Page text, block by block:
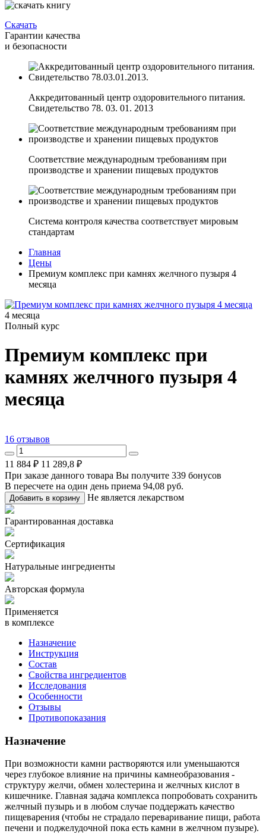
Скачать
Гарантии качества
и безопасности
Аккредитованный центр оздоровительного питания.
Свидетельство 78. 03. 01. 2013
Соответствие международным требованиям при
производстве и хранении пищевых продуктов
Система контроля качества соответствует мировым
стандартам
Главная
Цены
Премиум комплекс при камнях желчного пузыря 4
месяца
4 месяца
Полный курс
Премиум комплекс при
камнях желчного пузыря 4
месяца
16 отзывов
11 884 ₽ 11 289,8 ₽
При заказе данного товара Вы получите 339 бонусов
В пересчете на один день приема 94,08 руб.
Добавить в корзину Не является лекарством
Гарантированная доставка
Сертификация
Натуральные ингредиенты
Авторская формула
Применяется
в комплексе
Назначение
Инструкция
Состав
Свойства ингредиентов
Исследования
Особенности
Отзывы
Противопоказания
Назначение
При возможности камни растворяются или уменьшаются
через глубокое влияние на причины камнеобразования -
структуру желчи, обмен холестерина и желчных кислот в
кишечнике. Главная задача комплекса попробовать сохранить
желчный пузырь и в любом случае поддержать качество
пищеварения (чтобы не страдало переваривание пищи, работа
печени и поджелудочной пока есть камни в желчном пузыре).